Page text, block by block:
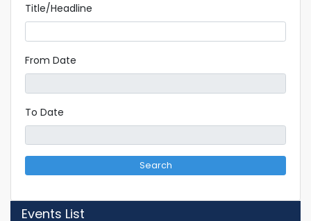
Title/Headline
From Date
To Date
Search
Events List